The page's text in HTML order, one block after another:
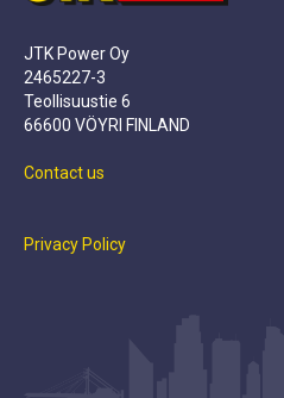
JTK Power Oy
2465227-3
Teollisuustie 6
66600 VÖYRI FINLAND
Contact us
Privacy Policy